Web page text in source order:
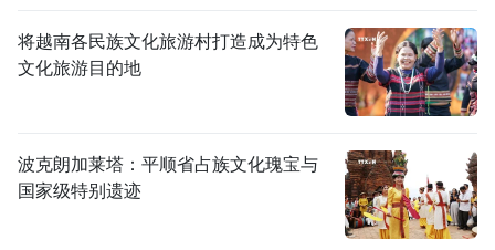
将越南各民族文化旅游村打造成为特色
文化旅游目的地
波克朗加莱塔：平顺省占族文化瑰宝与
国家级特别遗迹